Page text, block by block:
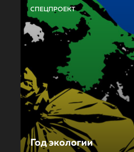
СПЕЦПРОЕКТ
Год экологии